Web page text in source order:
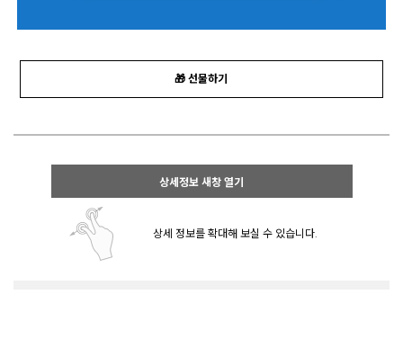
🎁 선물하기
상세정보 새창 열기
상세 정보를 확대해 보실 수 있습니다.